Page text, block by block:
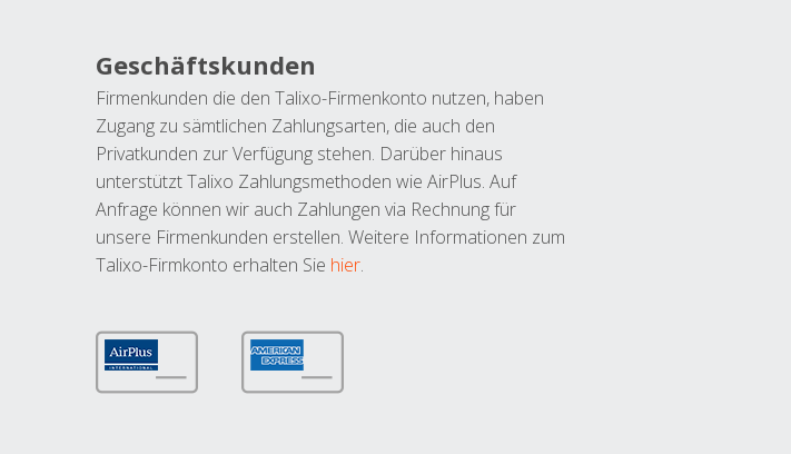
Geschäftskunden
Firmenkunden die den Talixo-Firmenkonto nutzen, haben
Zugang zu sämtlichen Zahlungsarten, die auch den
Privatkunden zur Verfügung stehen. Darüber hinaus
unterstützt Talixo Zahlungsmethoden wie AirPlus. Auf
Anfrage können wir auch Zahlungen via Rechnung für
unsere Firmenkunden erstellen. Weitere Informationen zum
Talixo-Firmkonto erhalten Sie hier.